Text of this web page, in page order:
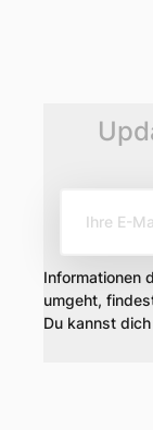
Informationen
umgeht,
Du kannst